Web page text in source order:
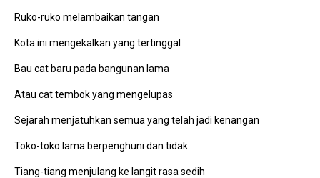
Ruko-ruko melambaikan tangan
Kota ini mengekalkan yang tertinggal
Bau cat baru pada bangunan lama
Atau cat tembok yang mengelupas
Sejarah menjatuhkan semua yang telah jadi kenangan
Toko-toko lama berpenghuni dan tidak
Tiang-tiang menjulang ke langit rasa sedih